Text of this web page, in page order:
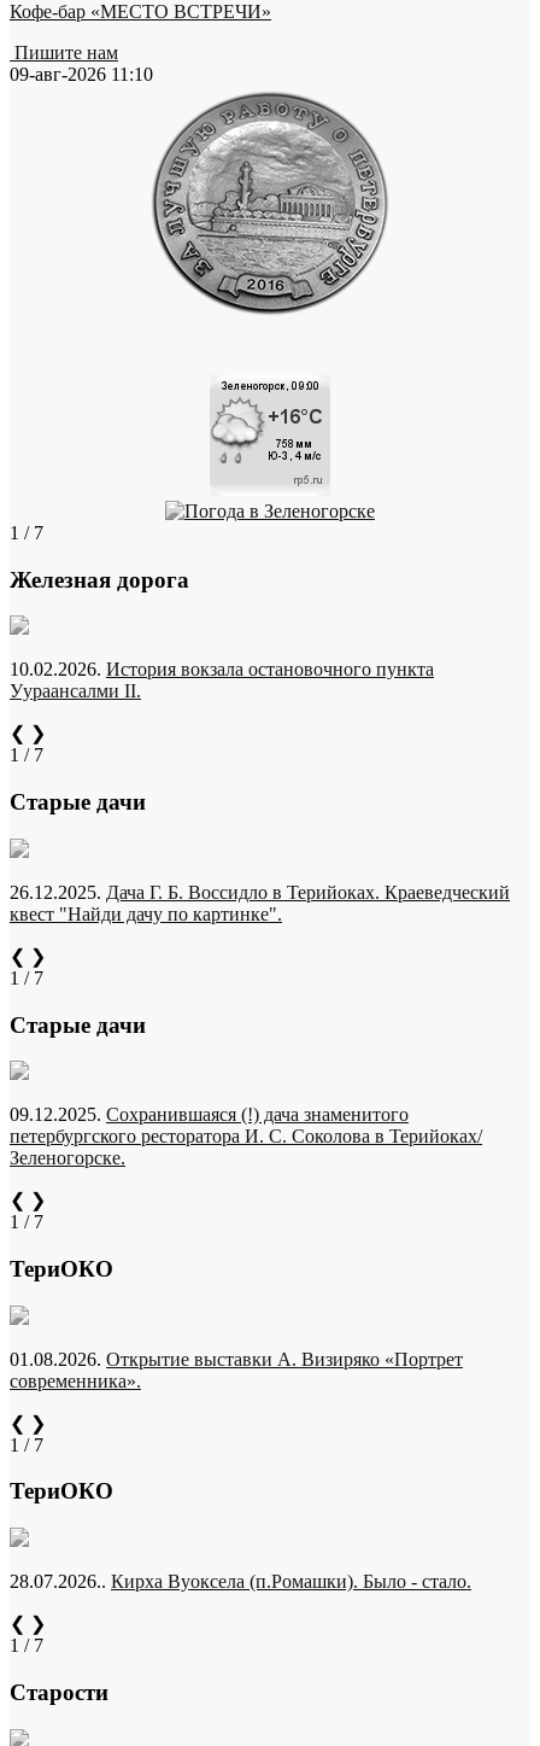
Кофе-бар «МЕСТО ВСТРЕЧИ»
Пишите нам
09-авг-2026 11:10
1 / 7
Железная дорога
10.02.2026. История вокзала остановочного пункта
Уураансалми II.
❮ ❯
1 / 7
Старые дачи
26.12.2025. Дача Г. Б. Воссидло в Терийоках. Краеведческий
квест "Найди дачу по картинке".
❮ ❯
1 / 7
Старые дачи
09.12.2025. Сохранившаяся (!) дача знаменитого
петербургского ресторатора И. С. Соколова в Терийоках/
Зеленогорске.
❮ ❯
1 / 7
ТериОКО
01.08.2026. Открытие выставки А. Визиряко «Портрет
современника».
❮ ❯
1 / 7
ТериОКО
28.07.2026.. Кирха Вуоксела (п.Ромашки). Было - стало.
❮ ❯
1 / 7
Старости